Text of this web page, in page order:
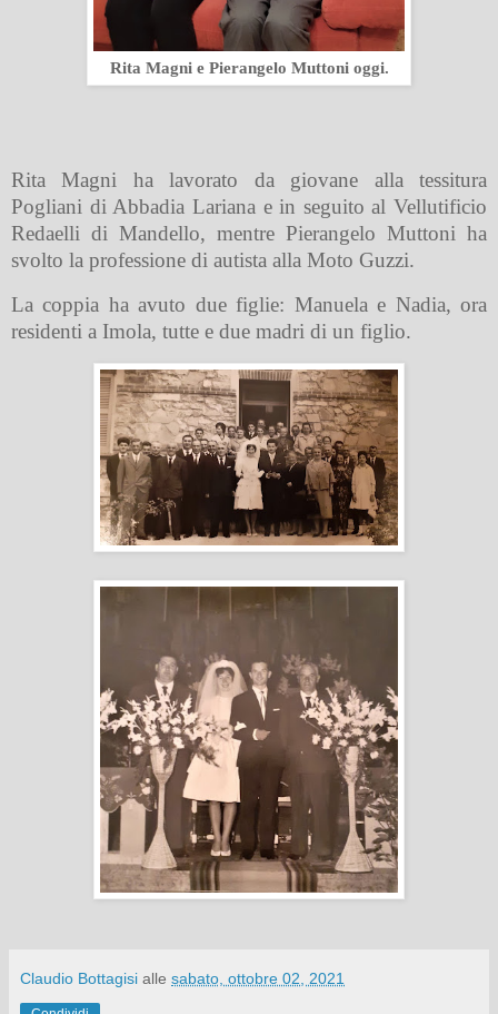
Rita Magni e Pierangelo Muttoni oggi.
Rita Magni ha lavorato da giovane alla tessitura
Pogliani di Abbadia Lariana e in seguito al Vellutificio
Redaelli di Mandello, mentre Pierangelo Muttoni ha
svolto la professione di autista alla Moto Guzzi.
La coppia ha avuto due figlie: Manuela e Nadia, ora
residenti a Imola, tutte e due madri di un figlio.
Claudio Bottagisi alle sabato, ottobre 02, 2021